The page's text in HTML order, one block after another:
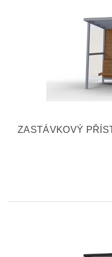
ZASTÁVKOVÝ